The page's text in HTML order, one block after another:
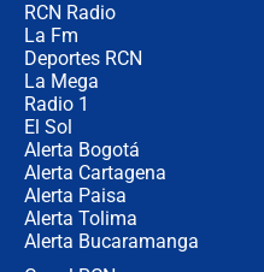
RCN Radio
La Fm
Deportes RCN
La Mega
Radio 1
El Sol
Alerta Bogotá
Alerta Cartagena
Alerta Paisa
Alerta Tolima
Alerta Bucaramanga